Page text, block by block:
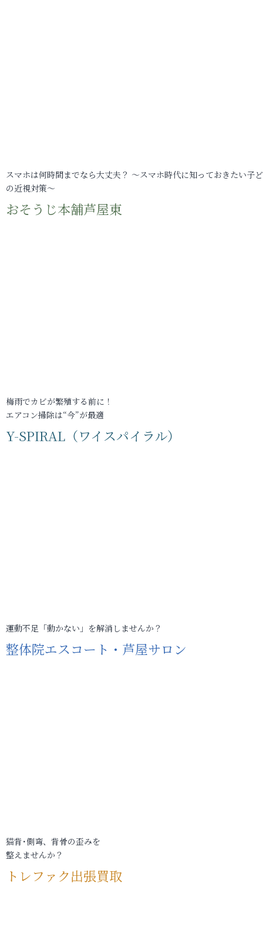
スマホは何時間までなら大丈夫？ ～スマホ時代に知っておきたい子
の近視対策～
おそうじ本舗芦屋東
梅雨でカビが繁殖する前に！
エアコン掃除は“今”が最適
Y-SPIRAL（ワイスパイラル）
運動不足「動かない」を解消しませんか？
整体院エスコート・芦屋サロン
猫背･側弯、背骨の歪みを
整えませんか？
トレファク出張買取